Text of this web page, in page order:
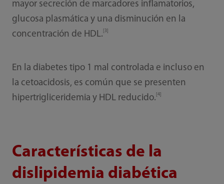
mayor secreción de marcadores inflamatorios,
glucosa plasmática y una disminución en la
concentración de HDL. [3]
En la diabetes tipo 1 mal controlada e incluso en
la cetoacidosis, es común que se presenten
hipertrigliceridemia y HDL reducido. [4]
Características de la
dislipidemia diabética